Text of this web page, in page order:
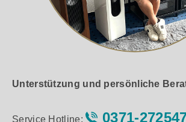
Unterstützung und persönliche
Service Hotline: 0371-